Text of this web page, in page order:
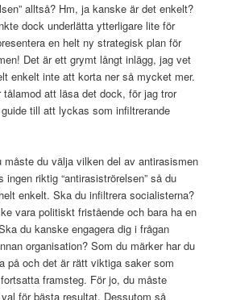
alltså? Hm, ja kanske är det enkelt?
dock underlätta ytterligare lite för
en helt ny strategisk plan för
Det är ett grymt långt inlägg, jag vet
enkelt inte att korta ner så mycket mer.
att läsa det dock, för jag tror
till att lyckas som infiltrerande
du välja vilken del av antirasismen
riktig “antirasiströrelsen” så du
enkelt. Ska du infiltrera socialisterna?
vara politiskt fristående och bara ha en
du kanske engagera dig i frågan
organisation? Som du märker har du
på och det är rätt viktiga saker som
framsteg. För jo, du måste
för bästa resultat. Dessutom så